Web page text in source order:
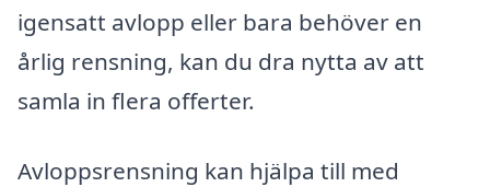
igensatt avlopp eller bara behöver en
årlig rensning, kan du dra nytta av att
samla in flera offerter.
Avloppsrensning kan hjälpa till med